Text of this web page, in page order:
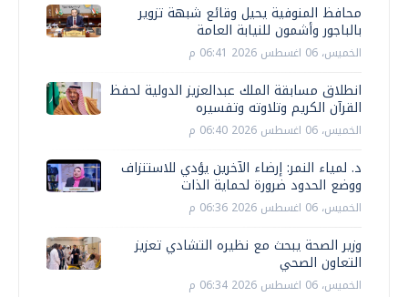
محافظ المنوفية يحيل وقائع شبهة تزوير
بالباجور وأشمون للنيابة العامة
الخميس، 06 اغسطس 2026 06:41 م
انطلاق مسابقة الملك عبدالعزيز الدولية لحفظ
القرآن الكريم وتلاوته وتفسيره
الخميس، 06 اغسطس 2026 06:40 م
د. لمياء النمر: إرضاء الآخرين يؤدي للاستنزاف
ووضع الحدود ضرورة لحماية الذات
الخميس، 06 اغسطس 2026 06:36 م
وزير الصحة يبحث مع نظيره التشادي تعزيز
التعاون الصحي
الخميس، 06 اغسطس 2026 06:34 م